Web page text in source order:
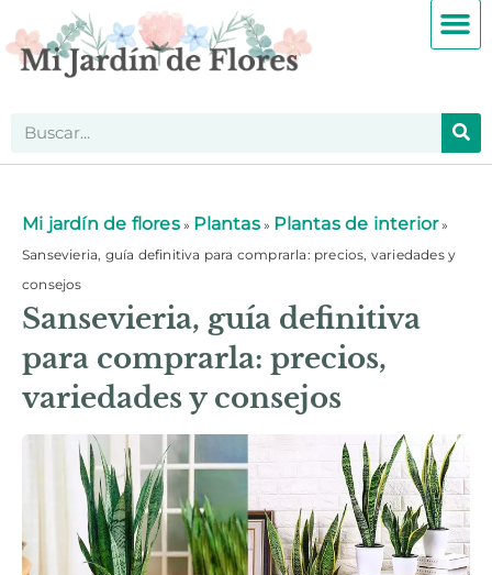
Mi jardín de flores» Plantas» Plantas de interior»
Sansevieria, guía definitiva para comprarla: precios, variedades y
consejos
Sansevieria, guía definitiva
para comprarla: precios,
variedades y consejos